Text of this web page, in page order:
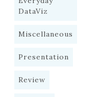
DataViz
Miscellaneous
Presentation
Review